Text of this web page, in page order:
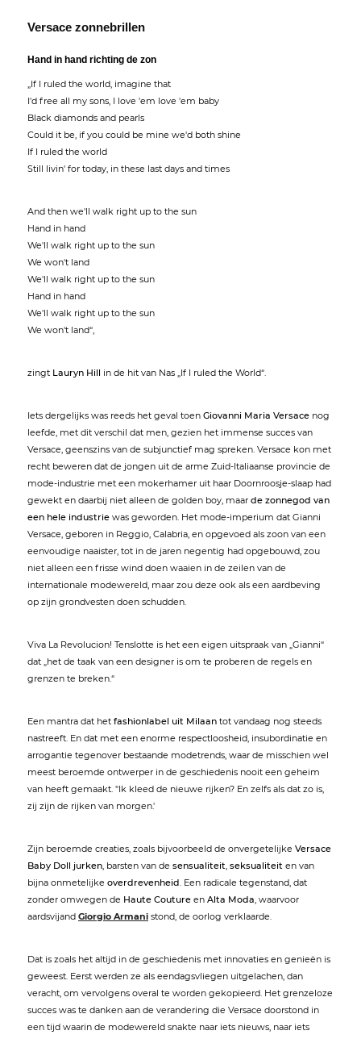
Versace zonnebrillen
Hand in hand richting de zon
„If I ruled the world, imagine that
I'd free all my sons, I love 'em love 'em baby
Black diamonds and pearls
Could it be, if you could be mine we'd both shine
If I ruled the world
Still livin' for today, in these last days and times
And then we'll walk right up to the sun
Hand in hand
We'll walk right up to the sun
We won't land
We'll walk right up to the sun
Hand in hand
We'll walk right up to the sun
We won't land“,
zingt Lauryn Hill in de hit van Nas „If I ruled the World“.
Iets dergelijks was reeds het geval toen Giovanni Maria Versace nog
leefde, met dit verschil dat men, gezien het immense succes van
Versace, geenszins van de subjunctief mag spreken. Versace kon met
recht beweren dat de jongen uit de arme Zuid-Italiaanse provincie de
mode-industrie met een mokerhamer uit haar Doornroosje-slaap had
gewekt en daarbij niet alleen de golden boy, maar de zonnegod van
een hele industrie was geworden. Het mode-imperium dat Gianni
Versace, geboren in Reggio, Calabria, en opgevoed als zoon van een
eenvoudige naaister, tot in de jaren negentig had opgebouwd, zou
niet alleen een frisse wind doen waaien in de zeilen van de
internationale modewereld, maar zou deze ook als een aardbeving
op zijn grondvesten doen schudden.
Viva La Revolucion! Tenslotte is het een eigen uitspraak van „Gianni“
dat „het de taak van een designer is om te proberen de regels en
grenzen te breken.“
Een mantra dat het fashionlabel uit Milaan tot vandaag nog steeds
nastreeft. En dat met een enorme respectloosheid, insubordinatie en
arrogantie tegenover bestaande modetrends, waar de misschien wel
meest beroemde ontwerper in de geschiedenis nooit een geheim
van heeft gemaakt. "Ik kleed de nieuwe rijken? En zelfs als dat zo is,
zij zijn de rijken van morgen.'
Zijn beroemde creaties, zoals bijvoorbeeld de onvergetelijke Versace
Baby Doll jurken, barsten van de sensualiteit, seksualiteit en van
bijna onmetelijke overdrevenheid. Een radicale tegenstand, dat
zonder omwegen de Haute Couture en Alta Moda, waarvoor
aardsvijand Giorgio Armani stond, de oorlog verklaarde.
Dat is zoals het altijd in de geschiedenis met innovaties en genieën is
geweest. Eerst werden ze als eendagsvliegen uitgelachen, dan
veracht, om vervolgens overal te worden gekopieerd. Het grenzeloze
succes was te danken aan de verandering die Versace doorstond in
een tijd waarin de modewereld snakte naar iets nieuws, naar iets